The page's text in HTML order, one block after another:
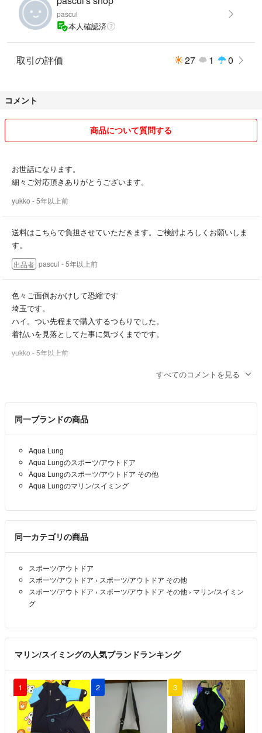
pascul
本人確認済
取引の評価 27 1 0
コメント
商品について質問する
お世話になります。
細々ご対応頂きありがとうございます。
yukko - 5年以上前
送料はこちらで負担させていただきます。ご検討よろしくお願いしま
す。
出品者 pascul - 5年以上前
色々ご面倒おかけして恐縮です
埼玉です。
ハイ。つい先程まで購入するつもりでした。
着払いを見落としてた事に気づくまでです。
yukko - 5年以上前
出品者 pascul- 5年以上前
お世話になります。
今気づいたのですが、着払いだったのですね。
お待たせした上、大変申し訳ありませんが今回は購入を中止させて頂
きます。
また別の機会があればぜひよろしくお願いします。
件、承知いたしました。お手続きよろしくお願いします。
出品者 pascul- 5年以上前
申し訳ありません、コメントの方法を間違えてたみたいです。他の方
へのコメントでした。
購入希望者から値引き交渉をされていたので、その返信でした。紛ら
ご購入いただけると言うことで、ありがとうございます😊
出品者 pascul - 5年以上前
購入したいのですが、良いですか？
すべてのコメントを見る
同一ブランドの商品
Aqua Lung
Aqua Lungのスポーツ/アウトドア
Aqua Lungのスポーツ/アウトドア その他
Aqua Lungのマリン/スイミング
同一カテゴリの商品
スポーツ/アウトドア
スポーツ/アウトドア › スポーツ/アウトドア その他
スポーツ/アウトドア › スポーツ/アウトドア その他 › マリン/スイミン
グ
マリン/スイミングの人気ブランドランキング
1 2 3